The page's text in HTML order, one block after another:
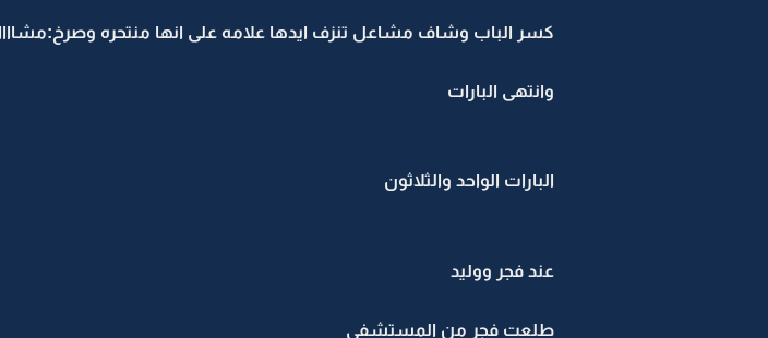
كسر الباب وشاف مشاعل تنزف ايدها علامه على انها منتحره
وانتهى البارات
البارات الواحد والثلاثون
عند فجر ووليد
طلعت فجر من المستشفي